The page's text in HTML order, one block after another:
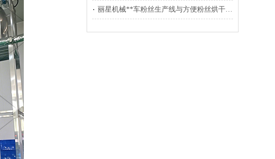
丽星机械**车粉丝生产线与方便粉丝烘干线装车发往东北